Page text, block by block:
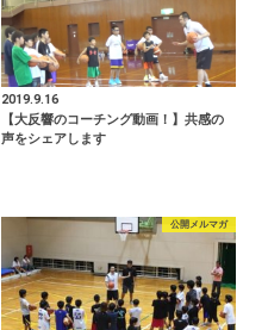
2019.9.16
【大反響のコーチング動画！】共感の
声をシェアします
公開メルマガ